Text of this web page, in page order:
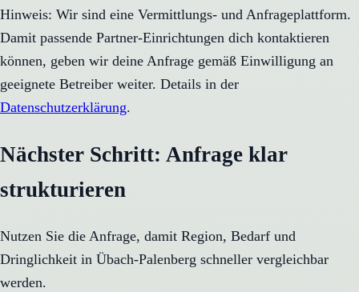
Hinweis: Wir sind eine Vermittlungs- und Anfrageplattform.
Damit passende Partner-Einrichtungen dich kontaktieren
können, geben wir deine Anfrage gemäß Einwilligung an
geeignete Betreiber weiter. Details in der
Datenschutzerklärung.
Nächster Schritt: Anfrage klar
strukturieren
Nutzen Sie die Anfrage, damit Region, Bedarf und
Dringlichkeit in Übach-Palenberg schneller vergleichbar
werden.